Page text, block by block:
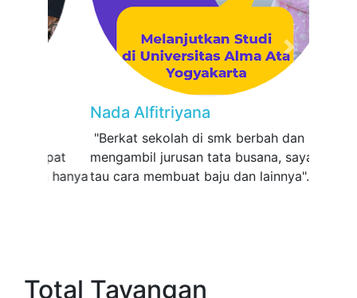
Nada Alfitriyana
"Berkat sekolah di smk berbah dan
mengambil jurusan tata busana, saya bisa
tau cara membuat baju dan lainnya"...
Previous Next